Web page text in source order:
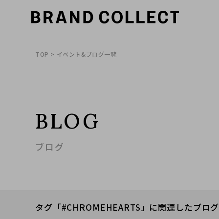
TOP > イベント&ブログ一覧
BLOG
ブログ
タグ「#CHROMEHEARTS」に関連したブログ